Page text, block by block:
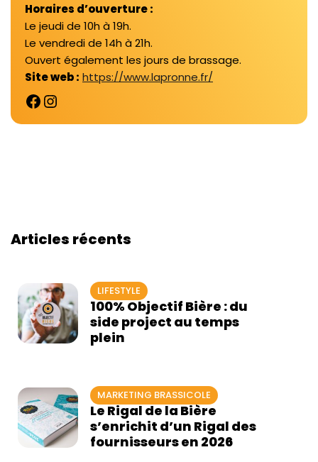
Horaires d’ouverture :
Le jeudi de 10h à 19h.
Le vendredi de 14h à 21h.
Ouvert également les jours de brassage.
Site web : https://www.lapronne.fr/
Articles récents
LIFESTYLE
100% Objectif Bière : du
side project au temps
plein
MARKETING BRASSICOLE
Le Rigal de la Bière
s’enrichit d’un Rigal des
fournisseurs en 2026